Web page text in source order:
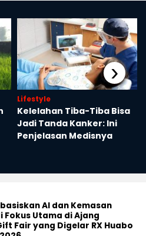
Lifestyle
Kelelahan Tiba-Tiba Bisa
Jadi Tanda Kanker: Ini
Penjelasan Medisnya
›
AI dan Kemasan
Fokus Utama di Ajang
Fair yang Digelar RX Huabo